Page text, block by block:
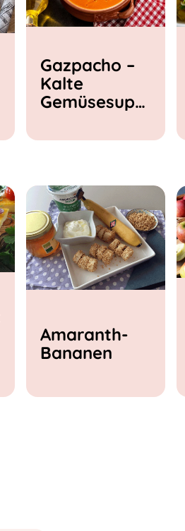
Gazpacho –
Kalte
Gemüsesupp
Amaranth-
Bananen